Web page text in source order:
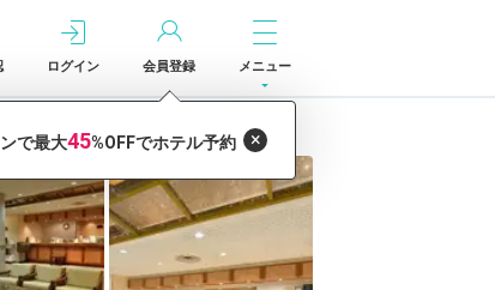
ログイン 会員登録 メニュー